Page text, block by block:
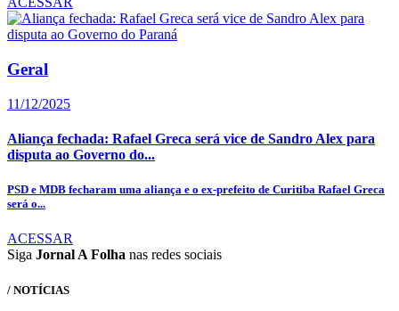
Geral
11/12/2025
Aliança fechada: Rafael Greca será vice de Sandro Alex para
disputa ao Governo do...
PSD e MDB fecharam uma aliança e o ex-prefeito de Curitiba Rafael Greca
será o...
ACESSAR
Siga Jornal A Folha nas redes sociais
/ NOTÍCIAS